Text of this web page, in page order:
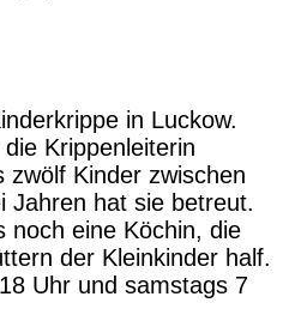
in Luckow.
Krippenleiterin
zwölf Kinder zwischen
Jahren hat sie betreut.
noch eine Köchin, die
der Kleinkinder half.
Uhr und samstags 7